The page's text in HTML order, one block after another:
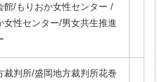
館/もりおか女性センター /
女性センター/男女共生推進
裁判所/盛岡地方裁判所花巻